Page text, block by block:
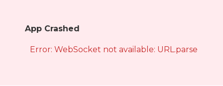
App Crashed
Error: WebSocket not available: URL.parse is